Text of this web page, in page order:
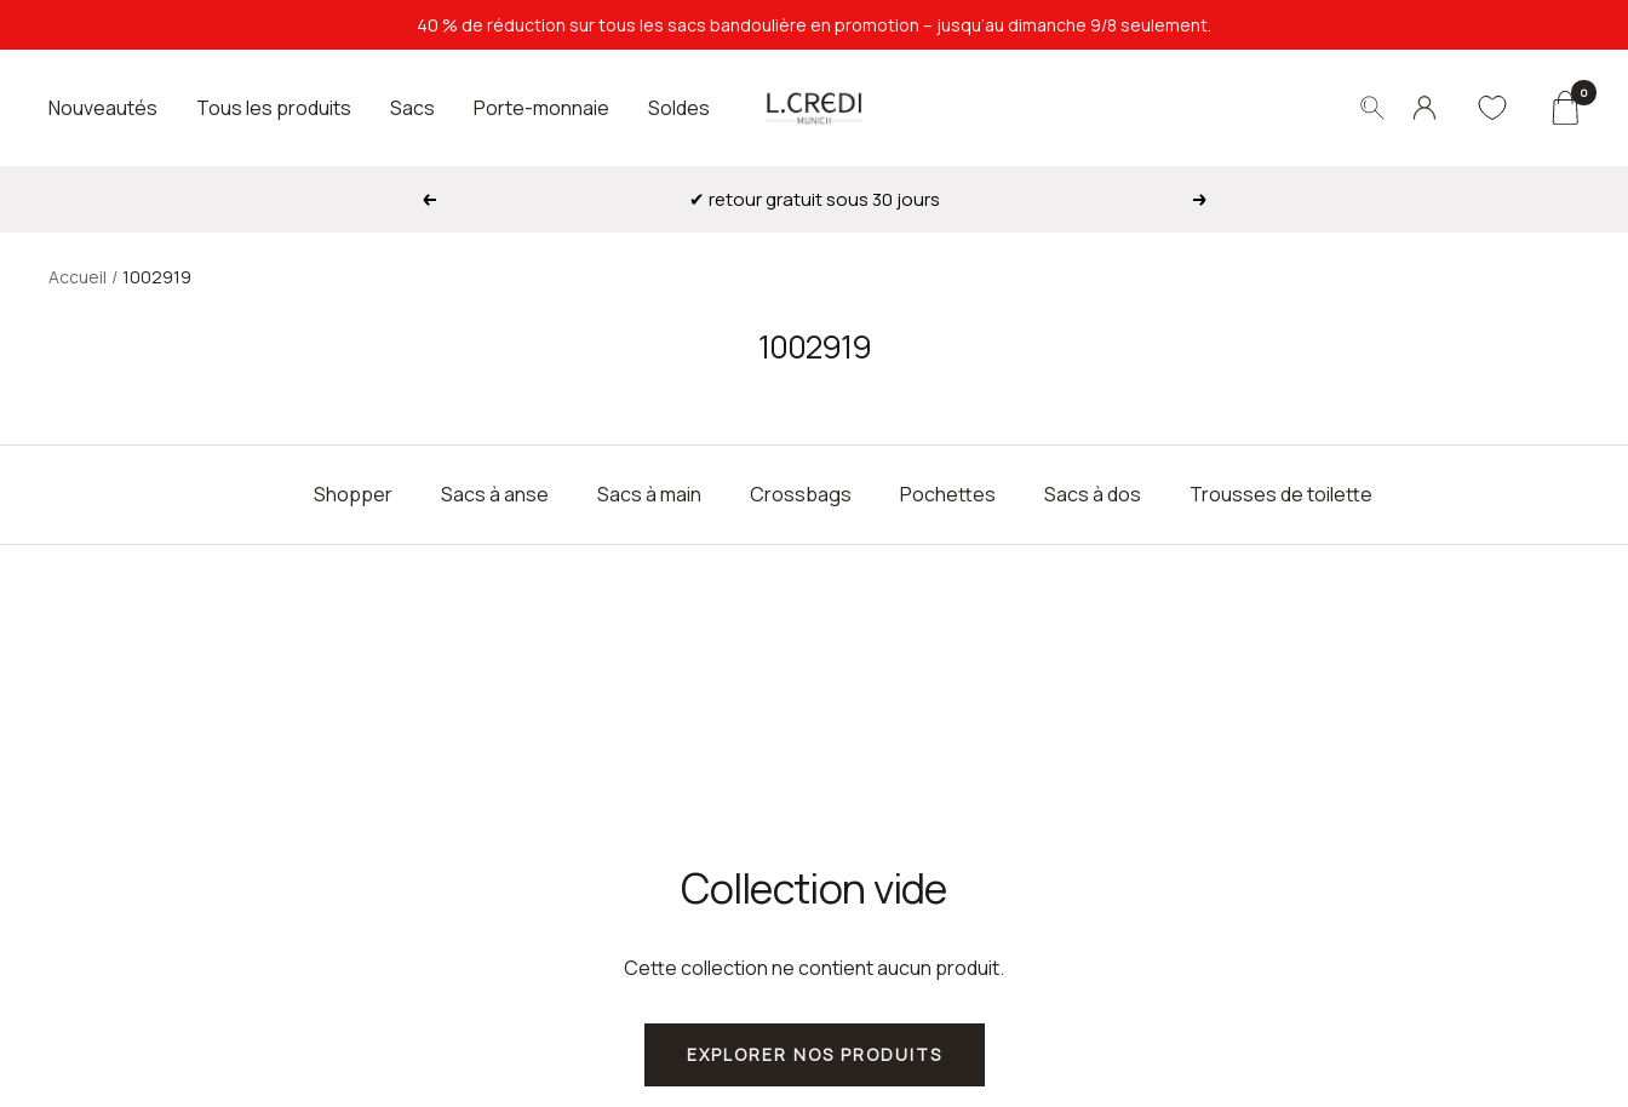
au
40 % de réduction sur tous les sacs bandoulière en promotion – jusqu’au dimanche 9/8 seulement.
Nouveautés Tous les produits Sacs Porte-monnaie Soldes
L.Credi
0
Précédent ✔ retour gratuit sous 30 jours Suivant
Accueil 1002919
1002919
Shopper Sacs à anse Sacs à main Crossbags Pochettes Sacs à dos Trousses de toilette
Collection vide
Cette collection ne contient aucun produit.
EXPLORER NOS PRODUITS